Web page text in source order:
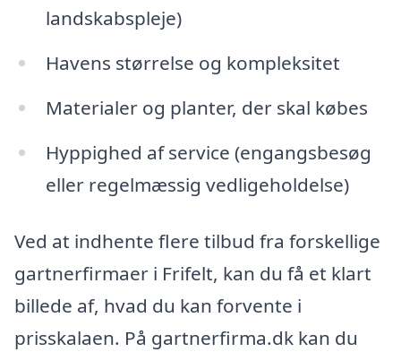
landskabspleje)
Havens størrelse og kompleksitet
Materialer og planter, der skal købes
Hyppighed af service (engangsbesøg
eller regelmæssig vedligeholdelse)
Ved at indhente flere tilbud fra forskellige
gartnerfirmaer i Frifelt, kan du få et klart
billede af, hvad du kan forvente i
prisskalaen. På gartnerfirma.dk kan du